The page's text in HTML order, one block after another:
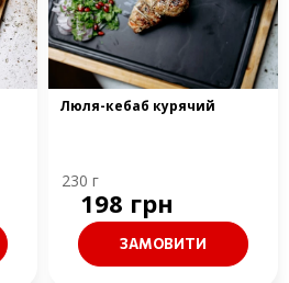
Люля-кебаб курячий
230 г
198 грн
ЗАМОВИТИ